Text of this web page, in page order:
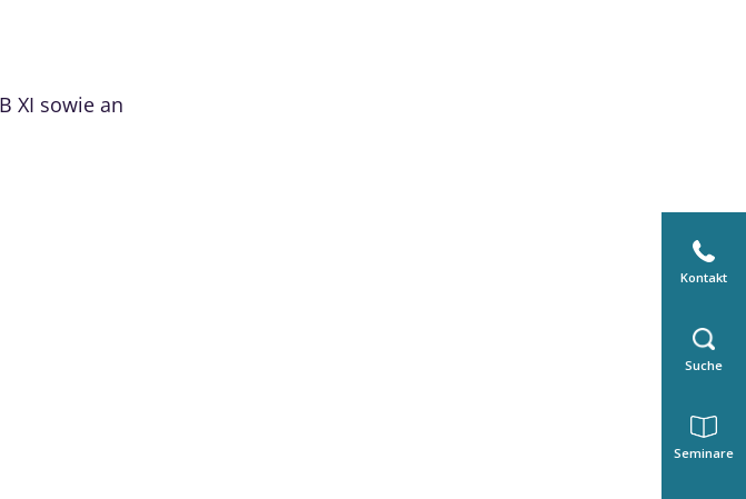
Kontakt
Suche
Seminare
XI sowie an